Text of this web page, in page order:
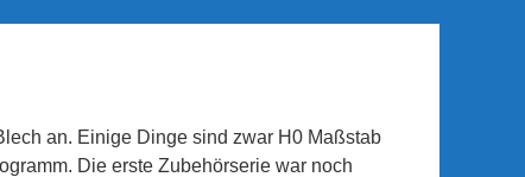
an. Einige Dinge sind zwar H0 Maßstab
Die erste Zubehörserie war noch